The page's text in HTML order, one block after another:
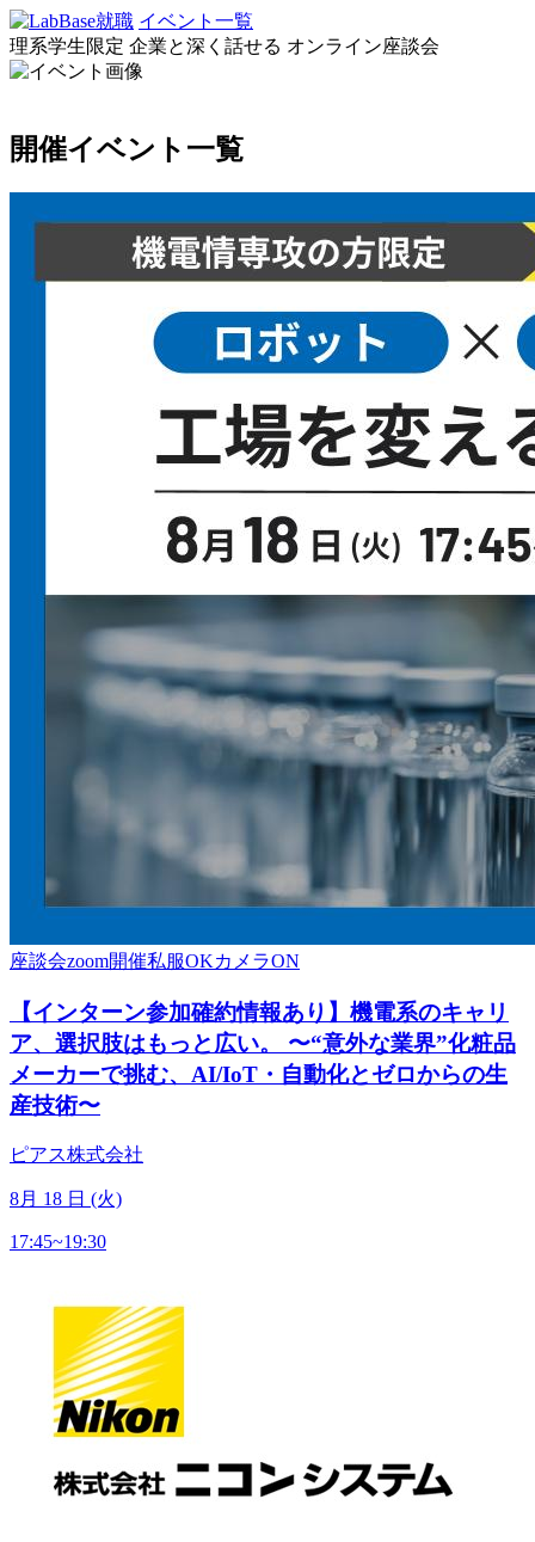
イベント一覧
理系学生限定 企業と深く話せる オンライン座談会
開催イベント一覧
座談会zoom開催私服OKカメラON
【インターン参加確約情報あり】機電系のキャリ
ア、選択肢はもっと広い。 〜“意外な業界”化粧品
メーカーで挑む、AI/IoT・自動化とゼロからの生
産技術〜
ピアス株式会社
8月 18 日 (火)
17:45~19:30